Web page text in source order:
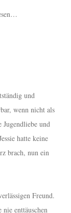
und
wenn nicht als
Jugendliebe und
hatte keine
brach, nun ein
Freund.
enttäuschen